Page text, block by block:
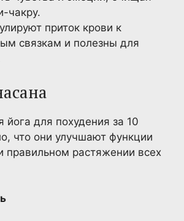
чакру.
приток крови к
связкам и полезны для
йога для похудения за 10
что они улучшают функции
правильном растяжении всех